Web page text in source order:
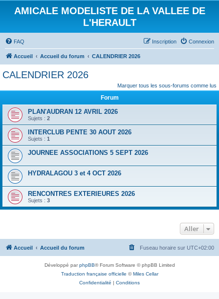
AMICALE MODELISTE DE LA VALLEE DE
L'HERAULT
FAQ Connexion
Inscription
Accueil Accueil du forum CALENDRIER 2026
CALENDRIER 2026
Marquer tous les sous-forums comme lus
Forum
PLAN'AUDRAN 12 AVRIL 2026
Sujets : 2
INTERCLUB PENTE 30 AOUT 2026
Sujets : 1
JOURNEE ASSOCIATIONS 5 SEPT 2026
HYDRALAGOU 3 et 4 OCT 2026
RENCONTRES EXTERIEURES 2026
Sujets : 3
Aller
Accueil Accueil du forum Fuseau horaire sur UTC+02:00
Développé parphpBB® Forum Software © phpBB Limited
Traduction française officielle ©Miles Cellar
Confidentialité | Conditions